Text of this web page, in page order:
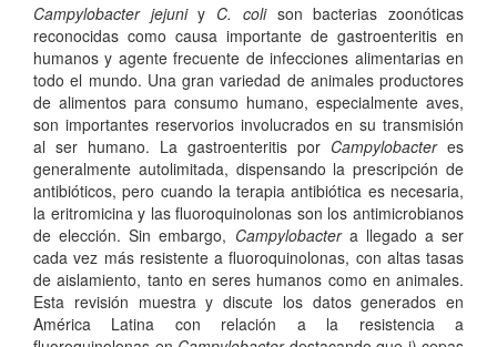
Campylobacter jejuniy C. colison bacterias zoonóticas
reconocidas como causa importante de gastroenteritis en
humanos y agente frecuente de infecciones alimentarias en
todo el mundo. Una gran variedad de animales productores
de alimentos para consumo humano, especialmente aves,
son importantes reservorios involucrados en su transmisión
al ser humano. La gastroenteritis por Campylobacteres
generalmente autolimitada, dispensando la prescripción de
antibióticos, pero cuando la terapia antibiótica es necesaria,
la eritromicina y las fluoroquinolonas son los antimicrobianos
de elección. Sin embargo, Campylobactera llegado a ser
cada vez más resistente a fluoroquinolonas, con altas tasas
de aislamiento, tanto en seres humanos como en animales.
Esta revisión muestra y discute los datos generados en
América Latina con relación a la resistencia a